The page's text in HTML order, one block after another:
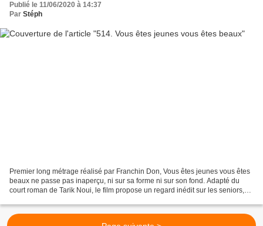
Publié le 11/06/2020 à 14:37
Par Stéph
Premier long métrage réalisé par Franchin Don, Vous êtes jeunes vous êtes
beaux ne passe pas inaperçu, ni sur sa forme ni sur son fond. Adapté du
court roman de Tarik Noui, le film propose un regard inédit sur les seniors,